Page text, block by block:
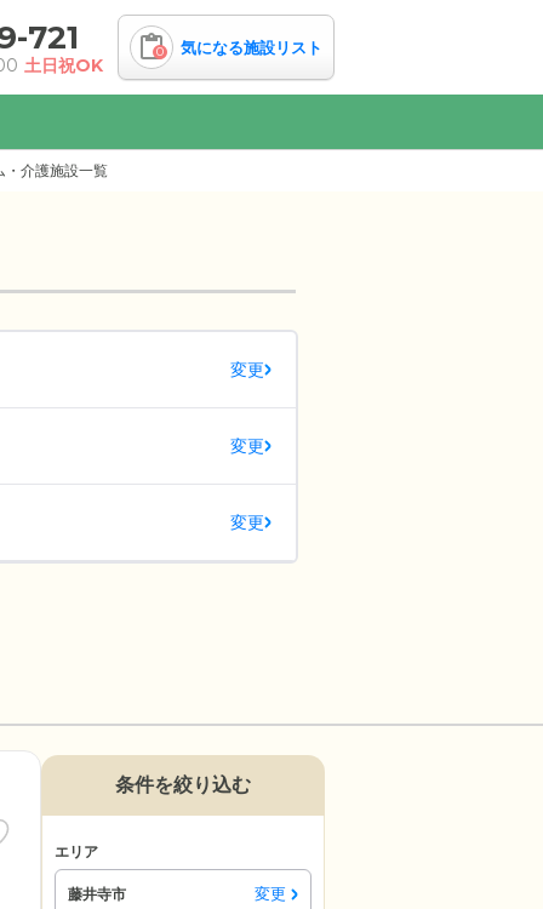
721
土日祝OK
0 気になる施設リスト
・介護施設一覧
変更
変更
変更
条件を絞り込む
エリア
藤井寺市 変更